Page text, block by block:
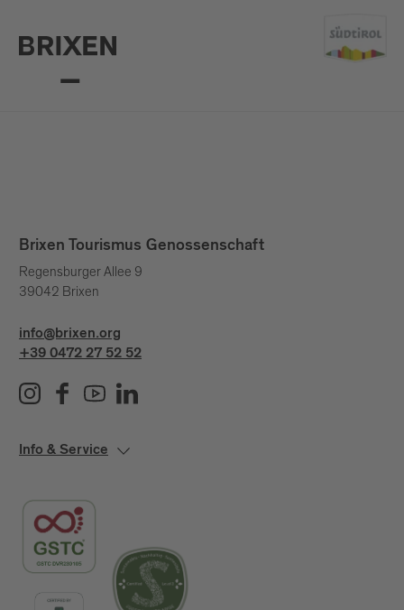
Brixen Tourismus Genossenschaft
Regensburger Allee 9
39042 Brixen
info@brixen.org
+39 0472 27 52 52
Info & Service